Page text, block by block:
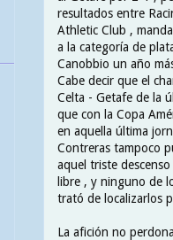
resultados entre
Athletic Club ,
a la categoría de
Canobbio un año
Cabe decir que el
Celta - Getafe de la
que con la Copa
en aquella última
Contreras tampoco
aquel triste
libre , y ninguno de
trató de localizarlos
La afición no